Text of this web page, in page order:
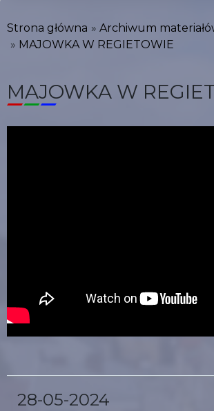
Strona główna
Archiwum
MAJOWKA W REGIETOWIE
MAJOWKA W
28-05-2024